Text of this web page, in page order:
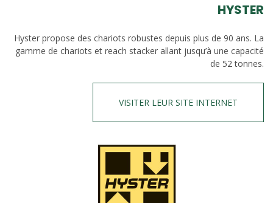
HYSTER
Hyster propose des chariots robustes depuis plus de 90 ans. La
gamme de chariots et reach stacker allant jusqu’à une capacité
de 52 tonnes.
VISITER LEUR SITE INTERNET